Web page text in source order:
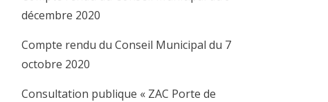
décembre 2020
Compte rendu du Conseil Municipal du 7
octobre 2020
Consultation publique « ZAC Porte de